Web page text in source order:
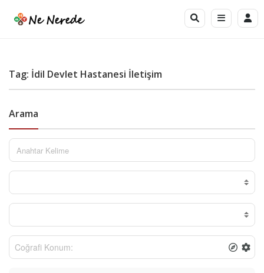
Tag: İdil Devlet Hastanesi İletişim
Arama